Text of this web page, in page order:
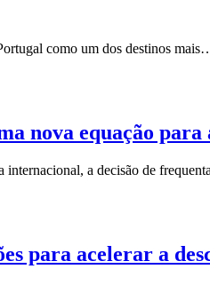
como um dos destinos
nova equação
internacional, a decisão de
para acelerar a